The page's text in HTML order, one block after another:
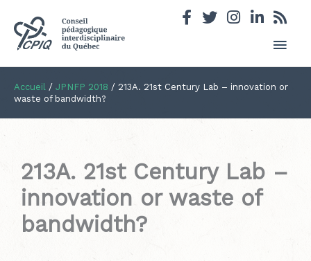
Accueil / JPNFP 2018 / 213A. 21st Century Lab – innovation or
waste of bandwidth?
213A. 21st Century Lab –
innovation or waste of
bandwidth?